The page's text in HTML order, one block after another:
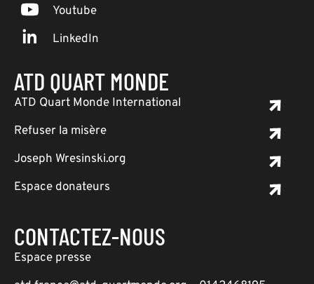
Youtube
LinkedIn
ATD QUART MONDE
ATD Quart Monde International
Refuser la misère
Joseph Wresinski.org
Espace donateurs
CONTACTEZ-NOUS
Espace presse